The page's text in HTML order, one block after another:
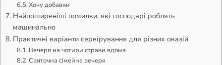
Хочу добавки
Найпоширеніші помилки, які господарі роблять
машинально
Практичні варіанти сервірування для різних оказій
Вечеря на чотири страви вдома
Святочна сімейна вечеря